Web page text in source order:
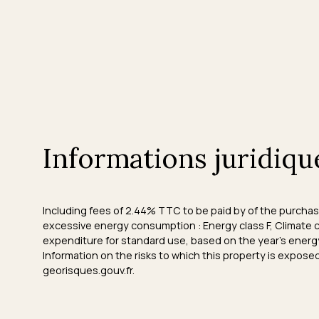
Informations
Including fees of 2.44% TTC to be paid by of the
excessive energy consumption : Energy class F,
expenditure for standard use, based on the year's
Information on the risks to which this property is
georisques.gouv.fr.